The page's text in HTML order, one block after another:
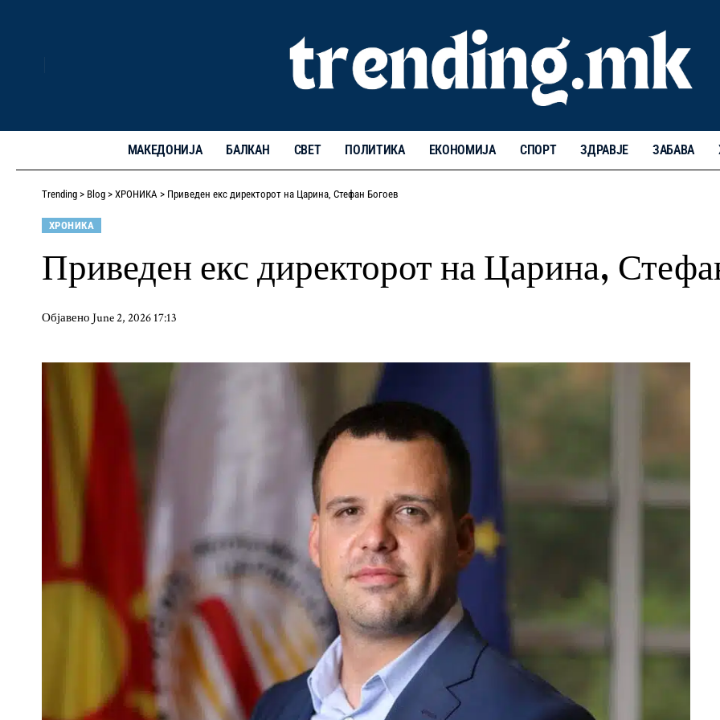
МАКЕДОНИЈА БАЛКАН СВЕТ ПОЛИТИКА ЕКОНОМИЈА СПОРТ ЗДРАВЈЕ ЗАБАВА
Trending > Blog > ХРОНИКА > Приведен екс директорот на Царина, Стефан Богоев
ХРОНИКА
Приведен екс директорот на Царина,
Објавено June 2, 2026 17:13